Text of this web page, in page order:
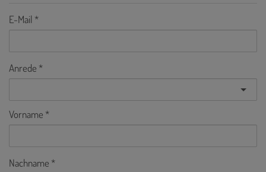
E-Mail
Anrede
Vorname
Nachname